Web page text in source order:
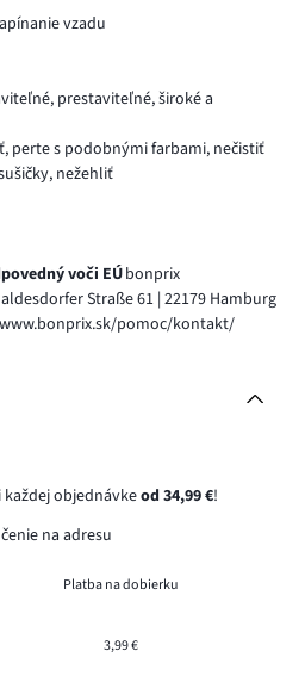
vzadu
prestaviteľné, široké a
perte s podobnými farbami, nečistiť
nežehliť
voči EÚbonprix
Straße 61 | 22179 Hamburg
pomoc/kontakt/
každej objednávkeod 34,99 €!
na adresu
Platba na dobierku
3,99 €